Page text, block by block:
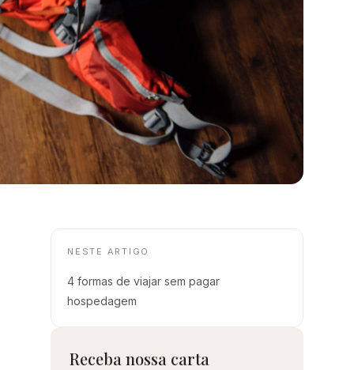
NESTE ARTIGO
4 formas de viajar sem pagar
hospedagem
Receba nossa carta